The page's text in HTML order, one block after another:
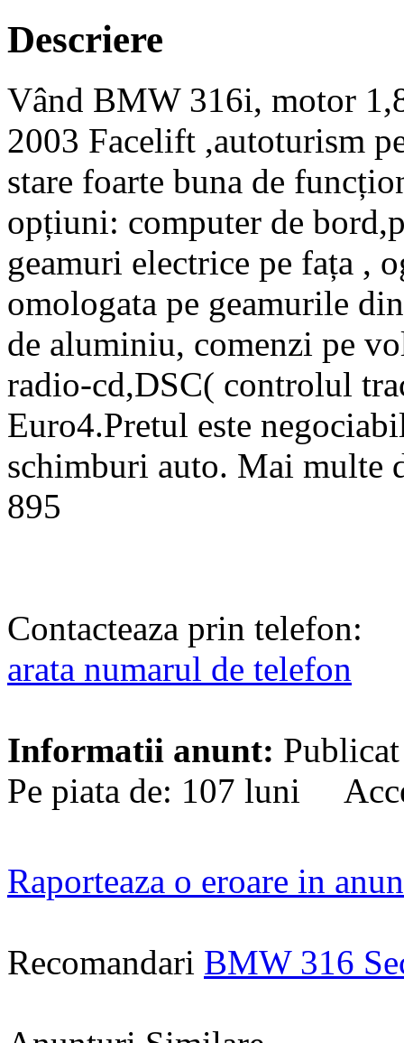
Descriere
Vând BMW 316i, motor
2003 Facelift ,autoturism
stare foarte buna de
opțiuni: computer de
geamuri electrice pe fața ,
omologata pe geamurile
de aluminiu, comenzi pe
radio-cd,DSC( controlul
Euro4.Pretul este
schimburi auto. Mai multe
895
Contacteaza prin telefon:
arata numarul de telefon
Informatii anunt:
Pe piata de: 107 luni
Raporteaza o eroare in
Recomandari BMW 316